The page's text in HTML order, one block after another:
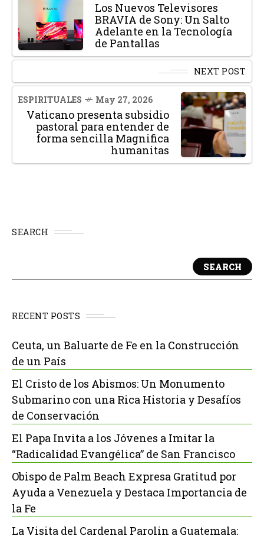
Los Nuevos Televisores
BRAVIA de Sony: Un Salto
Adelante en la Tecnología
de Pantallas
NEXT POST
ESPIRITUALES May 27, 2026
Vaticano presenta subsidio
pastoral para entender de
forma sencilla Magnifica
humanitas
SEARCH
SEARCH
RECENT POSTS
Ceuta, un Baluarte de Fe en la Construcción
de un País
El Cristo de los Abismos: Un Monumento
Submarino con una Rica Historia y Desafíos
de Conservación
El Papa Invita a los Jóvenes a Imitar la
“Radicalidad Evangélica” de San Francisco
Obispo de Palm Beach Expresa Gratitud por
Ayuda a Venezuela y Destaca Importancia de
la Fe
La Visita del Cardenal Parolin a Guatemala: